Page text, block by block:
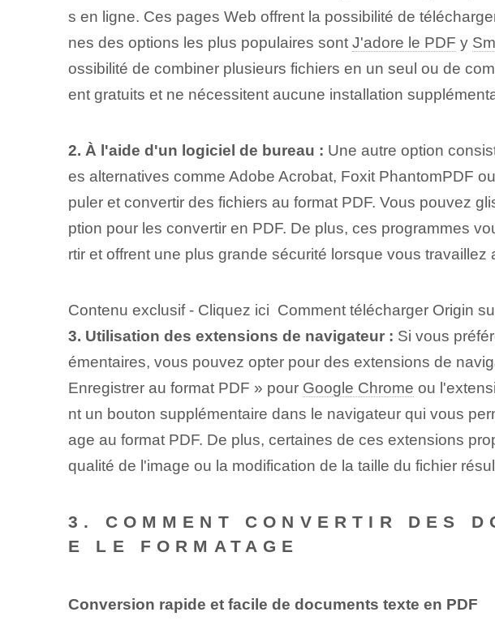
s en ligne. Ces pages Web offrent la possibilité de
nes des options les plus populaires sont J'adore le PDF y
ossibilité de combiner plusieurs fichiers en un seul ou de
ent gratuits et ne nécessitent aucune installation
2. ⁢À l'aide d'un logiciel de bureau : Une autre option
es alternatives comme Adobe Acrobat, Foxit PhantomPDF
puler et convertir des fichiers au format PDF. Vous pouvez
ption pour les convertir en PDF. De plus,⁢ ces programmes
rtir et offrent une plus grande sécurité‌ lorsque vous
Contenu exclusif - Cliquez ici Comment télécharger Origin
3. Utilisation des extensions de navigateur : Si vous
émentaires, vous pouvez opter pour des extensions de
Enregistrer au format PDF » pour Google Chrome ou
nt un bouton supplémentaire dans le navigateur qui vous
age au format PDF. De plus, certaines de ces extensions
qualité de l'image ou la modification de la taille du fichier
3.‌ COMMENT CONVERTIR DES
E LE FORMATAGE
Conversion rapide et facile de documents texte en PDF